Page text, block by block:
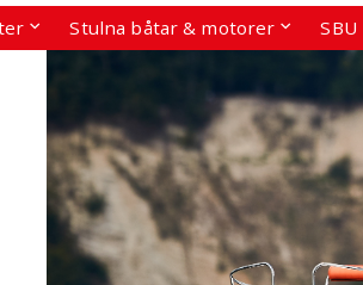
Stulna båtar & motorer SBU